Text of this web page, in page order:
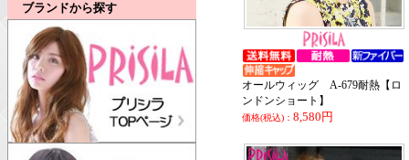
ブランドから探す
オールウィッグ A-679耐熱【ロ
ンドンショート】
価格(税込)： 8,580円